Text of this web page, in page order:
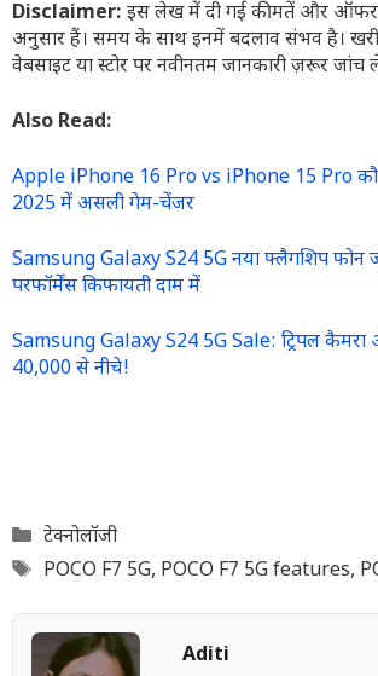
Disclaimer: इस लेख में दी गई कीमतें और
अनुसार हैं। समय के साथ इनमें बदलाव संभव है।
वेबसाइट या स्टोर पर नवीनतम जानकारी ज़रूर जांच
Also Read:
Apple iPhone 16 Pro vs iPhone 15 Pro
2025 में असली गेम-चेंजर
Samsung Galaxy S24 5G नया फ्लैगशिप फोन
परफॉर्मेंस किफायती दाम में
Samsung Galaxy S24 5G Sale: ट्रिपल
40,000 से नीचे!
Categories
टेक्नोलॉजी
Tags
POCO F7 5G, POCO F7 5G features,
Aditi